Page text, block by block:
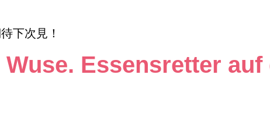
下次見！
Essensretter